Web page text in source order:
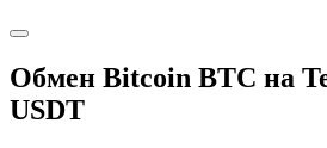
Обмен Bitcoin BTC на
USDT